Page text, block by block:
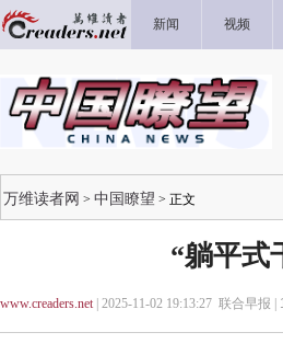
新闻 视频
万维读者网 > 中国瞭望 > 正文
“躺平式
www.creaders.net| 2025-11-02 19:13:27 联合早报 |